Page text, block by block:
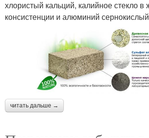
хлористый кальций, калийное стекло в
консистенции и алюминий
читать дальше →